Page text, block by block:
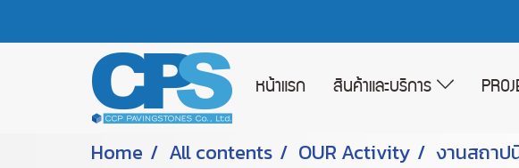
หน้าแรก สินค้าและบริการ
Home All contents OUR Activity งานสถาป